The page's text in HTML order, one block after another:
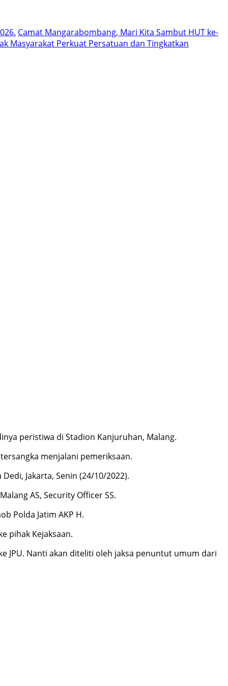
Camat Mangarabombang, Mari Kita Sambut HUT ke-
Masyarakat Perkuat Persatuan dan Tingkatkan
peristiwa di Stadion Kanjuruhan, Malang.
menjalani pemeriksaan.
Jakarta, Senin (24/10/2022).
AS, Security Officer SS.
Polda Jatim AKP H.
pihak Kejaksaan.
JPU. Nanti akan diteliti oleh jaksa penuntut umum dari